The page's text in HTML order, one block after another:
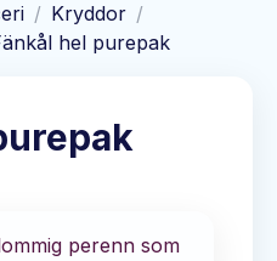
/ Kryddor /
hel purepak
perenn som